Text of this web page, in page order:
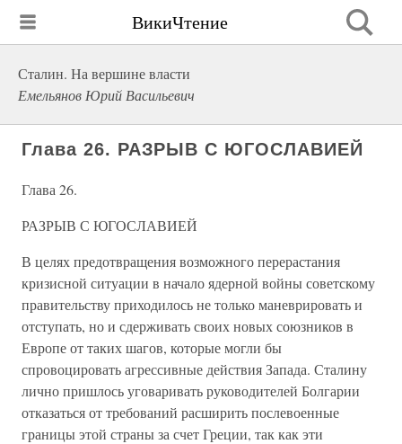
ВикиЧтение
Сталин. На вершине власти
Емельянов Юрий Васильевич
Глава 26. РАЗРЫВ С ЮГОСЛАВИЕЙ
Глава 26.
РАЗРЫВ С ЮГОСЛАВИЕЙ
В целях предотвращения возможного перерастания
кризисной ситуации в начало ядерной войны советскому
правительству приходилось не только маневрировать и
отступать, но и сдерживать своих новых союзников в
Европе от таких шагов, которые могли бы
спровоцировать агрессивные действия Запада. Сталину
лично пришлось уговаривать руководителей Болгарии
отказаться от требований расширить послевоенные
границы этой страны за счет Греции, так как эти